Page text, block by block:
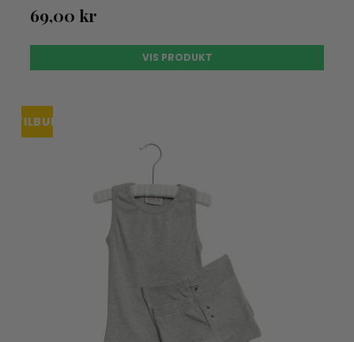
69,00 kr
VIS PRODUKT
TILBUDUDSOLGT